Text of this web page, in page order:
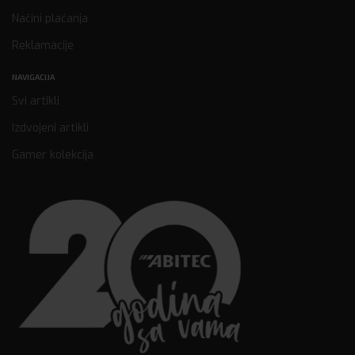
Načini plaćanja
Reklamacije
NAVIGACIJA
Svi artikli
Izdvojeni artikli
Gamer kolekcija